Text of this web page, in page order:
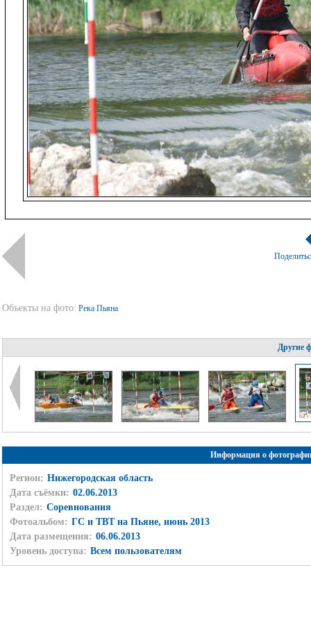
Объекты на фото: Река Пьяна
Другие
Информация о
Регион: Нижегородская область
Дата съёмки: 02.06.2013
Раздел: Соревнования
Фотоальбом: ГС и ТВТ на Пьяне, июнь 2013
Дата размещения: 06.06.2013
Уровень доступа: Всем пользователям